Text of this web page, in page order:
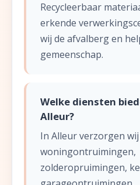
Recycleerbaar
erkende
wij de afvalberg en
gemeenschap.
Welke diensten
Alleur?
In Alleur verzorgen
woningontruimingen,
zolderopruimingen,